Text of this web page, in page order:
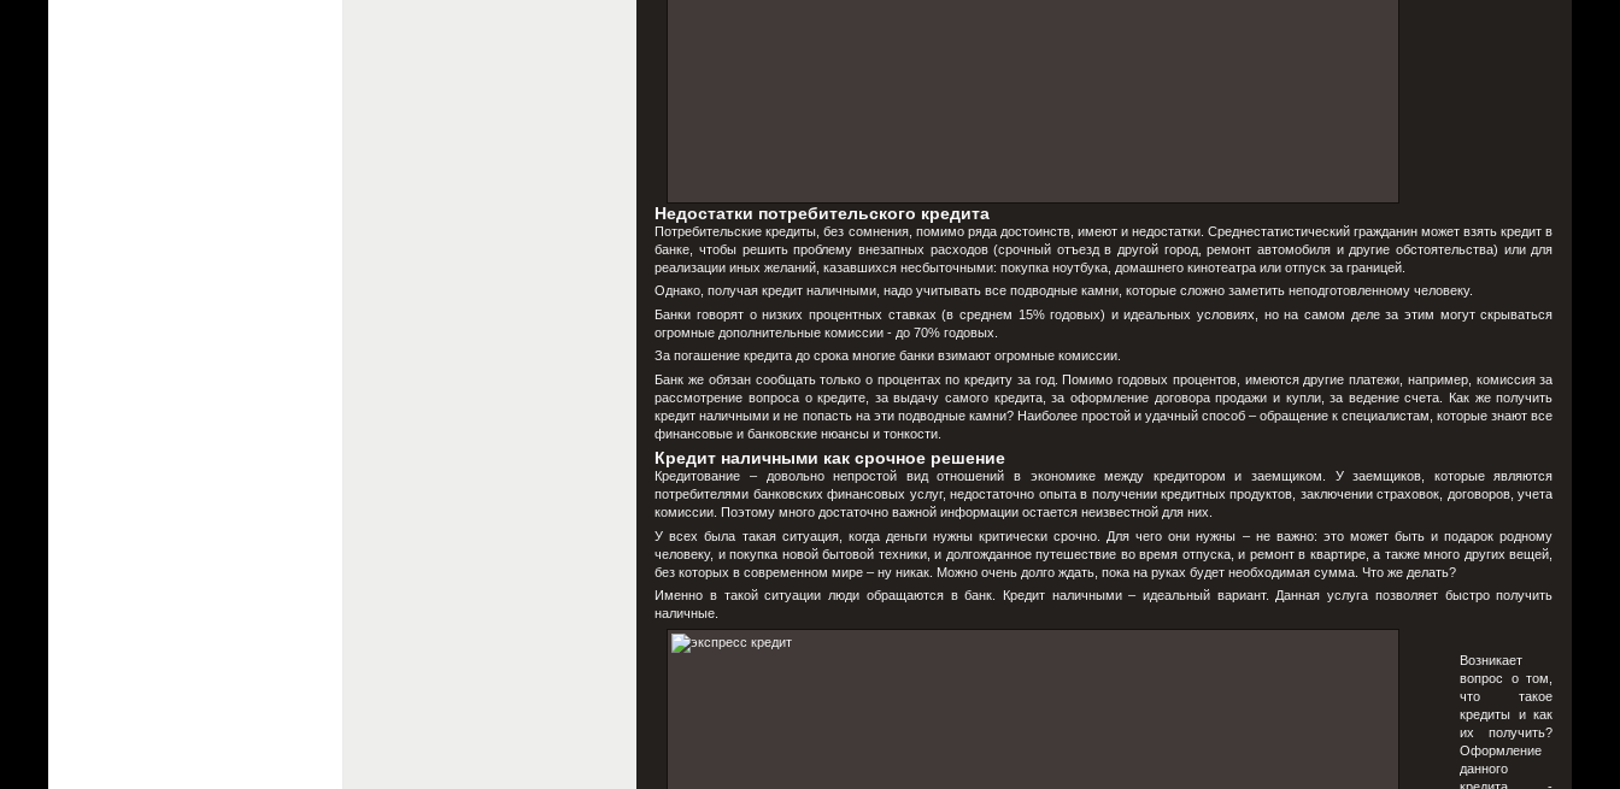
Недостатки потребительского кредита
Потребительские кредиты, без сомнения, помимо ряда достоинств, имеют и недостатки. Среднестатистический гражданин может взять кредит в
банке, чтобы решить проблему внезапных расходов (срочный отъезд в другой город, ремонт автомобиля и другие обстоятельства) или для
реализации иных желаний, казавшихся несбыточными: покупка ноутбука, домашнего кинотеатра или отпуск за границей.
Однако, получая кредит наличными, надо учитывать все подводные камни, которые сложно заметить неподготовленному человеку.
Банки говорят о низких процентных ставках (в среднем 15% годовых) и идеальных условиях, но на самом деле за этим могут скрываться
огромные дополнительные комиссии - до 70% годовых.
За погашение кредита до срока многие банки взимают огромные комиссии.
Банк же обязан сообщать только о процентах по кредиту за год. Помимо годовых процентов, имеются другие платежи, например, комиссия за
рассмотрение вопроса о кредите, за выдачу самого кредита, за оформление договора продажи и купли, за ведение счета. Как же получить
кредит наличными и не попасть на эти подводные камни? Наиболее простой и удачный способ – обращение к специалистам, которые знают все
финансовые и банковские нюансы и тонкости.
Кредит наличными как срочное решение
Кредитование – довольно непростой вид отношений в экономике между кредитором и заемщиком. У заемщиков, которые являются
потребителями банковских финансовых услуг, недостаточно опыта в получении кредитных продуктов, заключении страховок, договоров, учета
комиссии. Поэтому много достаточно важной информации остается неизвестной для них.
У всех была такая ситуация, когда деньги нужны критически срочно. Для чего они нужны – не важно: это может быть и подарок родному
человеку, и покупка новой бытовой техники, и долгожданное путешествие во время отпуска, и ремонт в квартире, а также много других вещей,
без которых в современном мире – ну никак. Можно очень долго ждать, пока на руках будет необходимая сумма. Что же делать?
Именно в такой ситуации люди обращаются в банк. Кредит наличными – идеальный вариант. Данная услуга позволяет быстро получить
наличные.
Возникает
вопрос о том,
что такое
кредиты и как
их получить?
Оформление
данного